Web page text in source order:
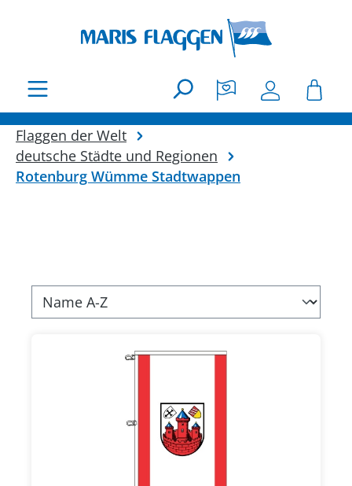
Flaggen der Welt
deutsche Städte und Regionen
Rotenburg Wümme Stadtwappen